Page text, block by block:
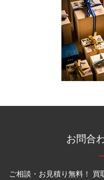
お問合
ご相談・お見積り無料！ 買